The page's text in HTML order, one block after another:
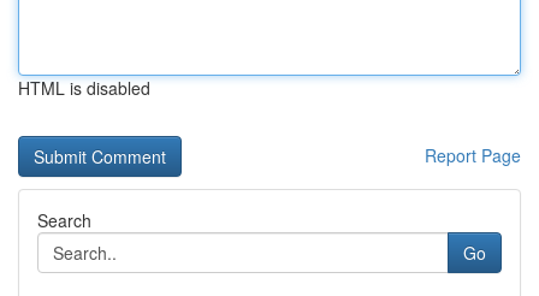
HTML is disabled
Report Page
Search
Go